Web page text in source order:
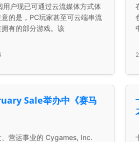
用户现已可通过云流媒体方式体
的是，PC玩家甚至可云端串流
有的部分游戏。该
Sale举办中《赛马
营运事业的 Cygames, Inc.